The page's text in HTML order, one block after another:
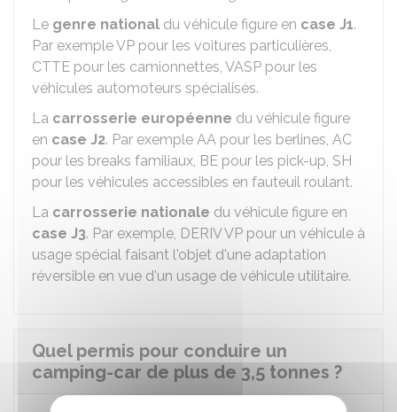
Le genre national du véhicule figure en case J1.
Par exemple VP pour les voitures particulières,
CTTE pour les camionnettes, VASP pour les
véhicules automoteurs spécialisés.
La carrosserie européenne du véhicule figure
en case J2. Par exemple AA pour les berlines, AC
pour les breaks familiaux, BE pour les pick-up, SH
pour les véhicules accessibles en fauteuil roulant.
La carrosserie nationale du véhicule figure en
case J3. Par exemple, DERIV VP pour un véhicule à
usage spécial faisant l'objet d'une adaptation
réversible en vue d'un usage de véhicule utilitaire.
Quel permis pour conduire un
camping-car de plus de 3,5 tonnes ?